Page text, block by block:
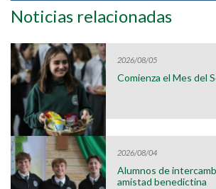
Noticias relacionadas
2026/08/05
Comienza el Mes del
2026/08/04
Alumnos de
amistad benedictina